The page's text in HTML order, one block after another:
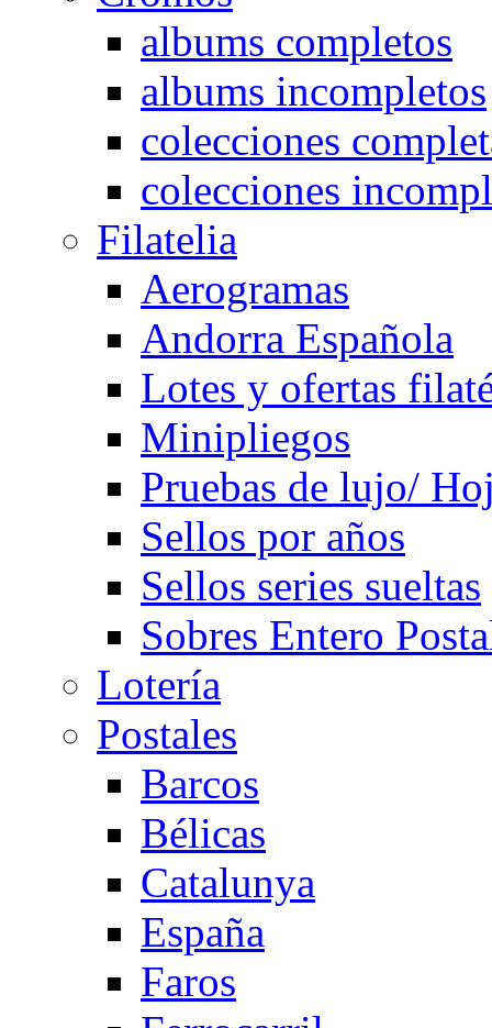
albums completos
albums incompletos
colecciones
colecciones
Filatelia
Aerogramas
Andorra Española
Lotes y ofertas
Minipliegos
Pruebas de lujo/
Sellos por años
Sellos series sueltas
Sobres Entero
Lotería
Postales
Barcos
Bélicas
Catalunya
España
Faros